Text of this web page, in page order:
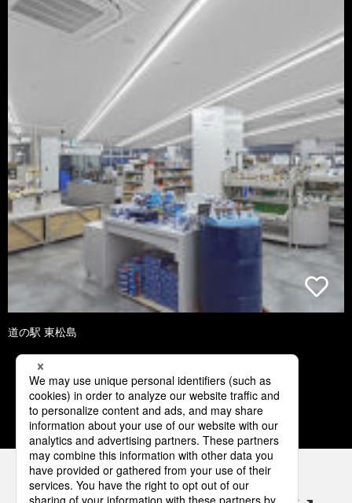
道の駅 東松島
1 2 3 4 5
パナソニックの電気設備 SNSアカウント